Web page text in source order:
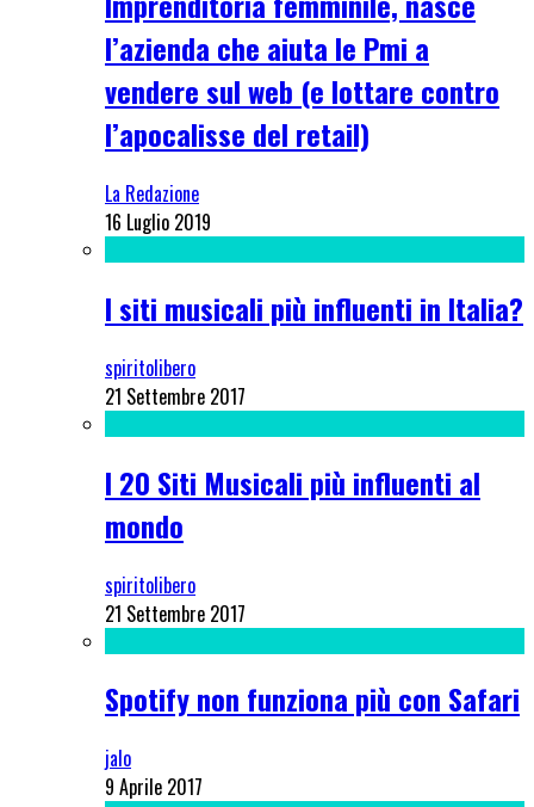
l’azienda che aiuta le Pmi a
vendere sul web (e lottare contro
l’apocalisse del retail)
La Redazione
16 Luglio 2019
I siti musicali più influenti in Italia?
spiritolibero
21 Settembre 2017
I 20 Siti Musicali più influenti al
mondo
spiritolibero
21 Settembre 2017
Spotify non funziona più con Safari
jalo
9 Aprile 2017